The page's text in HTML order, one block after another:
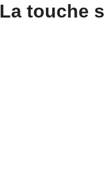
La touche